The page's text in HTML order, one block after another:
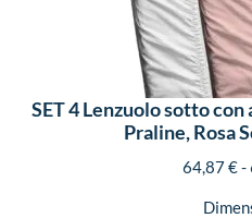
SET 4 Lenzuolo sotto con
Praline, Rosa
64,87€-